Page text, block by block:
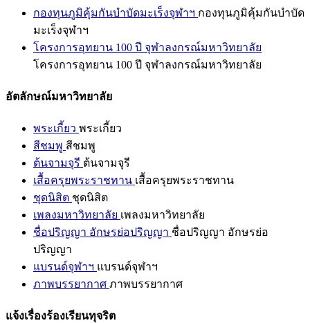
กองทุนภูมิคุ้มกันบำบัดมะเร็งจุฬาฯ กองทุนภูมิคุ้มกันบำบัด
มะเร็งจุฬาฯ
โครงการอุทยาน 100 ปี จุฬาลงกรณ์มหาวิทยาลัย
โครงการอุทยาน 100 ปี จุฬาลงกรณ์มหาวิทยาลัย
อัตลักษณ์มหาวิทยาลัย
พระเกี้ยว พระเกี้ยว
สีชมพู สีชมพู
ต้นจามจุรี ต้นจามจุรี
เสื้อครุยพระราชทาน เสื้อครุยพระราชทาน
ชุดนิสิต ชุดนิสิต
เพลงมหาวิทยาลัย เพลงมหาวิทยาลัย
ชื่อปริญญา อักษรย่อปริญญา ชื่อปริญญา อักษรย่อ
ปริญญา
แบรนด์จุฬาฯ แบรนด์จุฬาฯ
ภาพบรรยากาศ ภาพบรรยากาศ
แจ้งเรื่องร้องเรียนทุจริต